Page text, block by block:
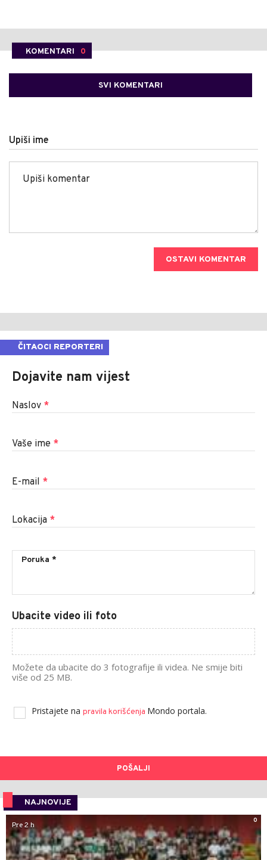
KOMENTARI 0
SVI KOMENTARI
Upiši ime
OSTAVI KOMENTAR
ČITAOCI REPORTERI
Dojavite nam vijest
Naslov *
Vaše ime *
E-mail *
Lokacija *
Ubacite video ili foto
Možete da ubacite do 3 fotografije ili videa. Ne smije biti
više od 25 MB.
Pristajete na pravila korišćenja Mondo portala.
POŠALJI
NAJNOVIJE
0
Pre 2 h